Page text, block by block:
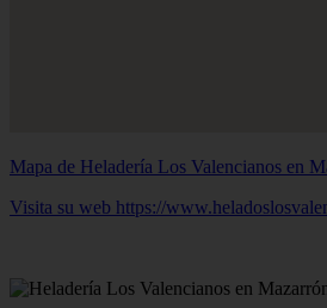
Mapa de Heladería Los Valencianos en
Visita su web https://